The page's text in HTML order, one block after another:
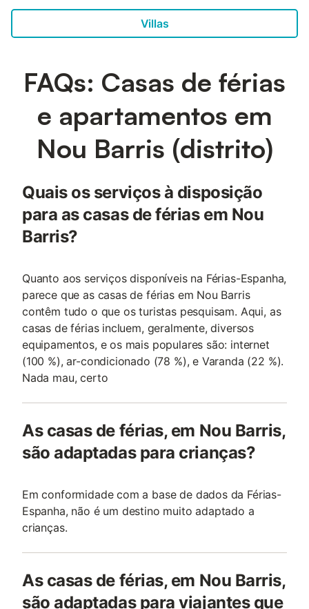
Villas
FAQs: Casas de férias
e apartamentos em
Nou Barris (distrito)
Quais os serviços à disposição
para as casas de férias em Nou
Barris?
Quanto aos serviços disponíveis na Férias-Espanha,
parece que as casas de férias em Nou Barris
contêm tudo o que os turistas pesquisam. Aqui, as
casas de férias incluem, geralmente, diversos
equipamentos, e os mais populares são: internet
(100 %), ar-condicionado (78 %), e Varanda (22 %).
Nada mau, certo
As casas de férias, em Nou Barris,
são adaptadas para crianças?
Em conformidade com a base de dados da Férias-
Espanha, não é um destino muito adaptado a
crianças.
As casas de férias, em Nou Barris,
são adaptadas para viajantes que